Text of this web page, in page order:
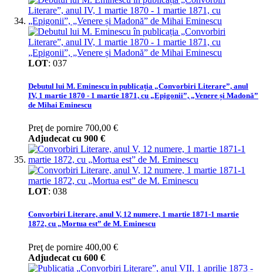
LOT: 037
Debutul lui M. Eminescu în publicația „Convorbiri Literare”, anul
IV, 1 martie 1870 - 1 martie 1871, cu „Epigonii”, „Venere și Madonă”
de Mihai Eminescu
Preţ de pornire 700,00 €
Adjudecat cu 900 €
LOT: 038
Convorbiri Literare, anul V, 12 numere, 1 martie 1871-1 martie
1872, cu „Mortua est” de M. Eminescu
Preţ de pornire 400,00 €
Adjudecat cu 600 €